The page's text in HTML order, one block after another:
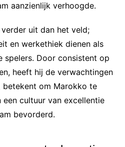
aanzienlijk verhoogde.
uit dan het veld;
en werkethiek dienen als
spelers. Door consistent op
heeft hij de verwachtingen
om Marokko te
cultuur van excellentie
bevorderd.